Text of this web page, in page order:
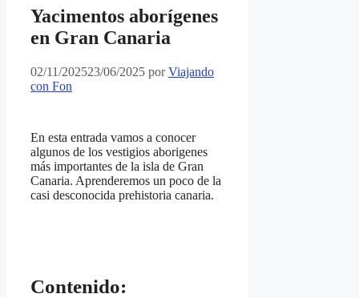
Yacimentos aborígenes
en Gran Canaria
02/11/202523/06/2025 porViajando
con Fon
En esta entrada vamos a conocer
algunos de los vestigios aborigenes
más importantes de la isla de Gran
Canaria. Aprenderemos un poco de la
casi desconocida prehistoria canaria.
Contenido: